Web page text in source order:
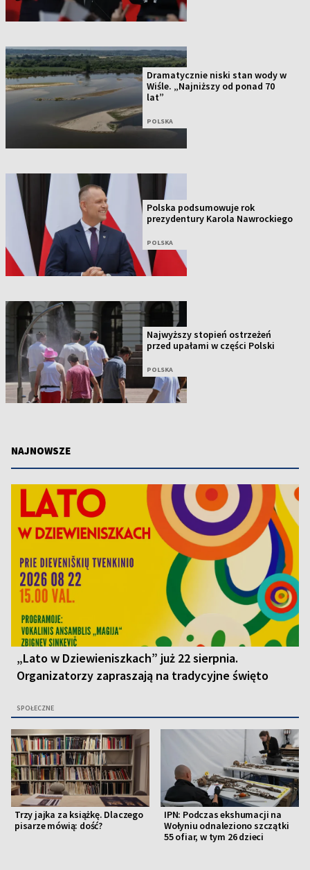
Dramatycznie niski stan wody w
Wiśle. „Najniższy od ponad 70
lat”
POLSKA
Polska podsumowuje rok
prezydentury Karola Nawrockiego
POLSKA
Najwyższy stopień ostrzeżeń
przed upałami w części Polski
POLSKA
NAJNOWSZE
„Lato w Dziewieniszkach” już 22 sierpnia.
Organizatorzy zapraszają na tradycyjne święto
SPOŁECZNE
Trzy jajka za książkę. Dlaczego
pisarze mówią: dość?
IPN: Podczas ekshumacji na
Wołyniu odnaleziono szczątki
55 ofiar, w tym 26 dzieci